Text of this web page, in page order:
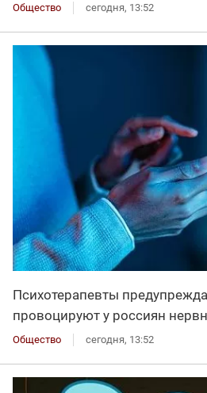
Общество сегодня, 13:52
Психотерапевты
провоцируют у россиян
Общество сегодня, 13:52